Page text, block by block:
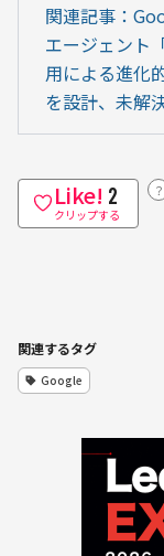
関連記事：
エージェント
用による進化
を設計、未解
Like! 2
クリップする
？
関連するタグ
Google